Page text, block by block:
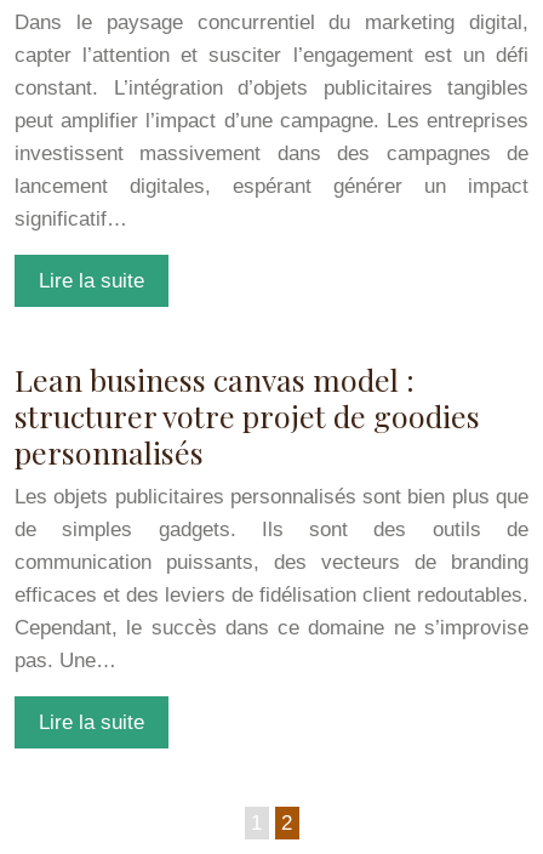
Dans le paysage concurrentiel du marketing digital,
capter l’attention et susciter l’engagement est un défi
constant. L’intégration d’objets publicitaires tangibles
peut amplifier l’impact d’une campagne. Les entreprises
investissent massivement dans des campagnes de
lancement digitales, espérant générer un impact
significatif…
Lire la suite
Lean business canvas model :
structurer votre projet de goodies
personnalisés
Les objets publicitaires personnalisés sont bien plus que
de simples gadgets. Ils sont des outils de
communication puissants, des vecteurs de branding
efficaces et des leviers de fidélisation client redoutables.
Cependant, le succès dans ce domaine ne s’improvise
pas. Une…
Lire la suite
1 2